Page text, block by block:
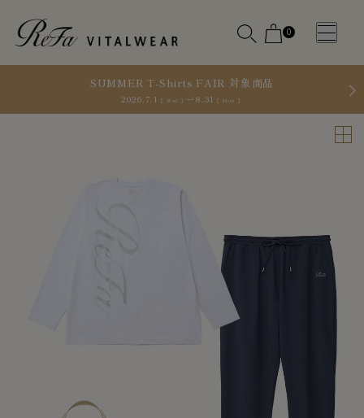
0
メディ
ピロー
メディ
ピロー
SUMMER T-Shirts FAIR 対象商品
2026.7.1 ［ Wed ］ 8.31 ［ Mon ］